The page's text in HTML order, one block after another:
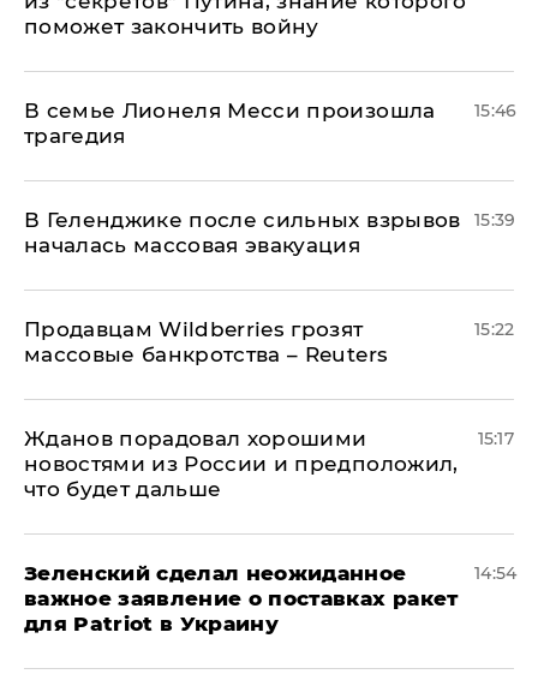
поможет закончить войну
В семье Лионеля Месси произошла
трагедия
15:46
В Геленджике после сильных взрывов
началась массовая эвакуация
15:39
Продавцам Wildberries грозят
массовые банкротства – Reuters
15:22
Жданов порадовал хорошими
новостями из России и предположил,
что будет дальше
15:17
Зеленский сделал неожиданное
важное заявление о поставках ракет
для Patriot в Украину
14:54